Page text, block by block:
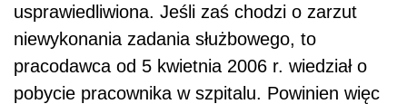
usprawiedliwiona. Jeśli zaś chodzi o zarzut
niewykonania zadania służbowego, to
pracodawca od 5 kwietnia 2006 r. wiedział o
pobycie pracownika w szpitalu. Powinien więc